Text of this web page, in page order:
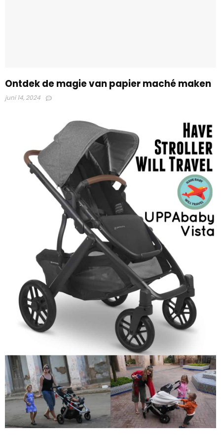
Ontdek de magie van papier maché maken
juni 14, 2024